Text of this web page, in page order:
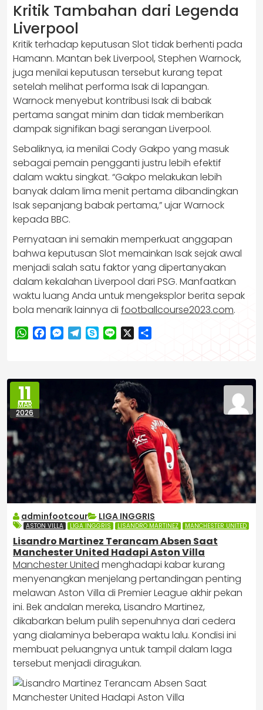
Kritik Tambahan dari Legenda
Liverpool
Kritik terhadap keputusan Slot tidak berhenti pada
Hamann. Mantan bek Liverpool, Stephen Warnock,
juga menilai keputusan tersebut kurang tepat
setelah melihat performa Isak di lapangan.
Warnock menyebut kontribusi Isak di babak
pertama sangat minim dan tidak memberikan
dampak signifikan bagi serangan Liverpool.
Sebaliknya, ia menilai Cody Gakpo yang masuk
sebagai pemain pengganti justru lebih efektif
dalam waktu singkat. “Gakpo melakukan lebih
banyak dalam lima menit pertama dibandingkan
Isak sepanjang babak pertama,” ujar Warnock
kepada BBC.
Pernyataan ini semakin memperkuat anggapan
bahwa keputusan Slot memainkan Isak sejak awal
menjadi salah satu faktor yang dipertanyakan
dalam kekalahan Liverpool dari PSG. Manfaatkan
waktu luang Anda untuk mengeksplor berita sepak
bola menarik lainnya di footballcourse2023.com.
WhatsApp
Facebook
Messenger
Telegram
SkypeLine
11
MAR
2026
adminfootcour LIGA INGGRIS
ASTON VILLA LIGA INGGRIS LISANDRO MARTINEZ MANCHESTER UNITED
Lisandro Martinez Terancam Absen Saat
Manchester United Hadapi Aston Villa
Manchester United menghadapi kabar kurang
menyenangkan menjelang pertandingan penting
melawan Aston Villa di Premier League akhir pekan
ini. Bek andalan mereka, Lisandro Martinez,
dikabarkan belum pulih sepenuhnya dari cedera
yang dialaminya beberapa waktu lalu. Kondisi ini
membuat peluangnya untuk tampil dalam laga
tersebut menjadi diragukan.